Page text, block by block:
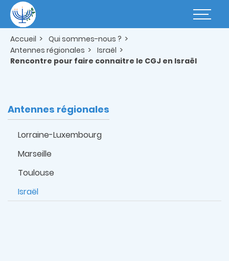
contenu
principal
Basculer
Accueil
Qui sommes-nous ?
Antennes régionales
Israël
Rencontre pour faire connaitre le CGJ en Israël
Antennes régionales
Lorraine-Luxembourg
Marseille
Toulouse
Israël